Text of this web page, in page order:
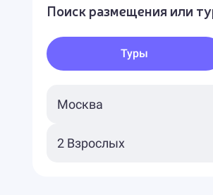
Поиск размещения или
Туры